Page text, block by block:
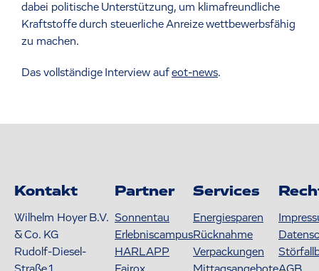
dabei politische Unterstützung, um klimafreundliche
Kraftstoffe durch steuerliche Anreize wettbewerbsfähig
zu machen.
Das vollständige Interview aufeot-news.
Kontakt
Wilhelm Hoyer B.V.
& Co. KG
Rudolf-Diesel-
Partner
Sonnentau
Erlebniscampus
HARLAPP
Services
Energiesparen
Rücknahme
Verpackungen